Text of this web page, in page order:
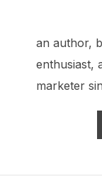
an author,
enthusiast,
marketer